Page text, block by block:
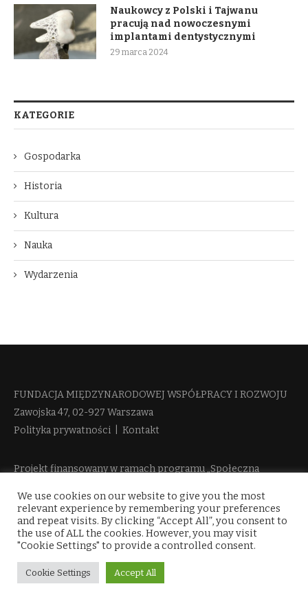
Naukowcy z Polski i Tajwanu
pracują nad nowoczesnymi
implantami dentystycznymi
29 marca 2024
KATEGORIE
Gospodarka
Historia
Kultura
Nauka
Wydarzenia
FUNDACJA MIĘDZYNARODOWEJ WSPÓŁPRACY I ROZWOJU​
Zawojska 47, 02-927 Warszawa
Polityka prywatności
Kontakt
Projekt finansowany w ramach programu „Społeczna
więcej informacji
We use cookies on our website to give you the most
relevant experience by remembering your preferences
and repeat visits. By clicking “Accept All”, you consent to
the use of ALL the cookies. However, you may visit
"Cookie Settings" to provide a controlled consent.
Cookie Settings Accept All